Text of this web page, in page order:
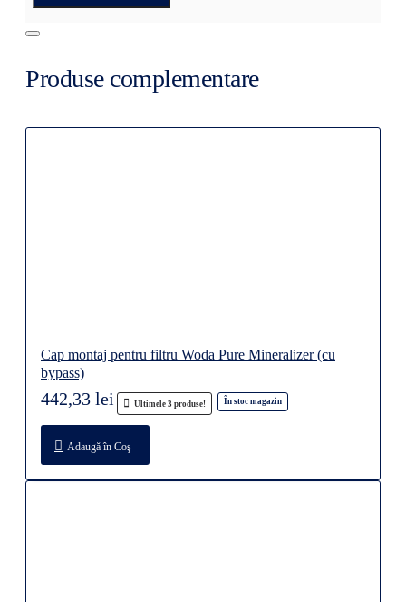
Produse complementare
Cap montaj pentru filtru Woda Pure Mineralizer (cu
bypass)
Ultimele 3 produse! În stoc magazin
442,33 lei
Adaugă în Coş